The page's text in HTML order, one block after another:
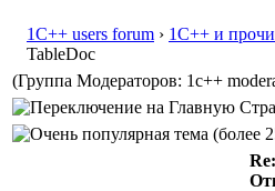
1С++ users forum › 1С++ и
TableDoc
(Группа Модераторов: 1c++